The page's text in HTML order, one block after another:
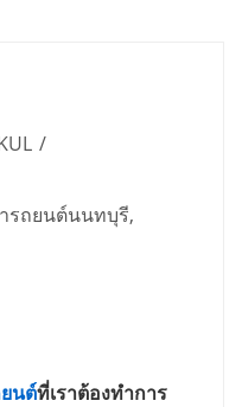
รถยนต์นนทบุรี,
นต์ที่เราต้องทำการ